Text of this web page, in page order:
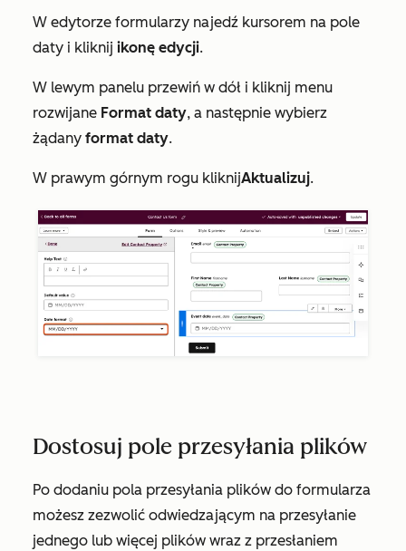
W edytorze formularzy najedź kursorem na pole
daty i kliknij ikonę edycji.
W lewym panelu przewiń w dół i kliknij menu
rozwijane Format daty, a następnie wybierz
żądany format daty.
W prawym górnym rogu kliknijAktualizuj.
Dostosuj pole przesyłania plików
Po dodaniu pola przesyłania plików do formularza
możesz zezwolić odwiedzającym na przesyłanie
jednego lub więcej plików wraz z przesłaniem